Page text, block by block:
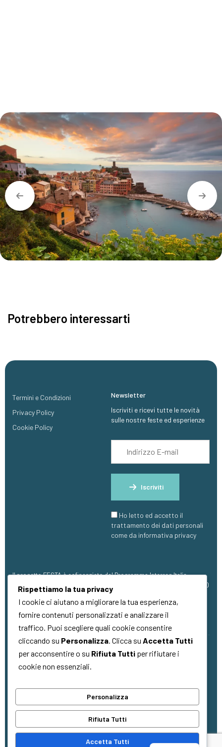
Potrebbero interessarti
Termini e Condizioni
Privacy Policy
Cookie Policy
Newsletter
Iscriviti e ricevi tutte le novità
sulle nostre feste ed esperienze
Iscriviti
Ho letto ed accetto il
trattamento dei dati personali
come da informativa privacy
Il progetto FESTA è cofinanziato dal Programma Interreg Italia-
Francia Marittimo 2021 – 2027, con finanziamento pari a €1.273.304,00
(FESR).
Copyright © 2026
diritti riservati
La cooperazione al cuore del
Mediterraneo
La coopération au cœur de la
Rispettiamo la tua privacy
I cookie ci aiutano a migliorare la tua esperienza,
fornire contenuti personalizzati e analizzare il
traffico. Puoi scegliere quali cookie consentire
cliccando su Personalizza . Clicca su Accetta Tutti
per acconsentire o su Rifiuta Tutti per rifiutare i
cookie non essenziali.
Personalizza
Rifiuta Tutti
Accetta Tutti